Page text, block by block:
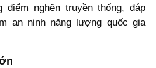
điểm nghẽn truyền thống, đáp
an ninh năng lượng quốc gia